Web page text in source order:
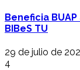
Beneficia
BIBeS TU
29 de julio de
4